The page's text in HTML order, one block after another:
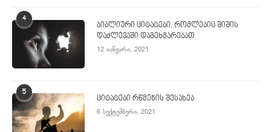
4
ბიბლიური ციტატები, რომლებიც შიშის
დაძლევაში დაგეხმარებათ
12 იანვარი, 2021
5
ციტატები რწმენის შესახებ
6 სექტემბერი, 2021